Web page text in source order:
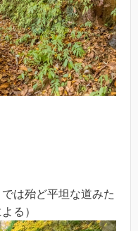
は殆ど平坦な道みた
る）